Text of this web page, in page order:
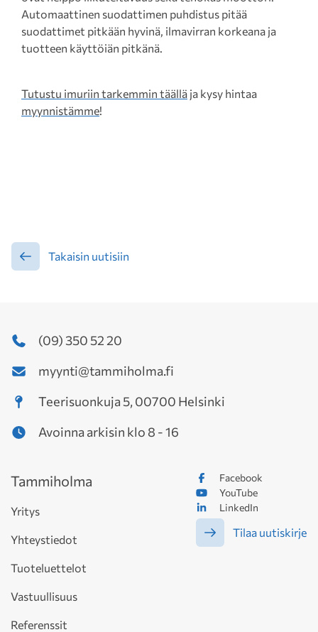
Automaattinen suodattimen puhdistus pitää
suodattimet pitkään hyvinä, ilmavirran korkeana ja
tuotteen käyttöiän pitkänä.
Tutustu imuriin tarkemmin täällä ja kysy hintaa
myynnistämme!
Takaisin uutisiin
(09) 350 52 20
myynti@tammiholma.fi
Teerisuonkuja 5, 00700 Helsinki
Avoinna arkisin klo 8 - 16
Facebook
YouTube
LinkedIn
Tilaa uutiskirje
Tammiholma
Yritys
Yhteystiedot
Tuoteluettelot
Vastuullisuus
Referenssit